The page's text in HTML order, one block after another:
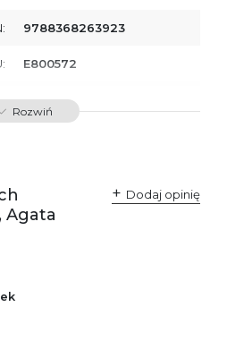
9788368263923
E800572
Wydawnictwo Poznańskie
Sp. z o.o.
Załącznik PDF
Rozwiń
Agata
Dodaj opinię